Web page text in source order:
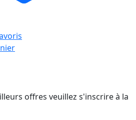
offres veuillez s'inscrire à la